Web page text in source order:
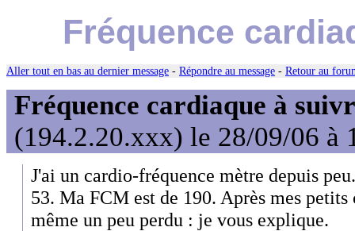
Fréquence
Aller tout en bas au dernier message - Répondre au message - Retour au
Fréquence cardiaque à
(194.2.20.xxx) le 28/09/06 à
J'ai un cardio-fréquence mètre depuis
53. Ma FCM est de 190. Après mes
même un peu perdu : je vous explique.